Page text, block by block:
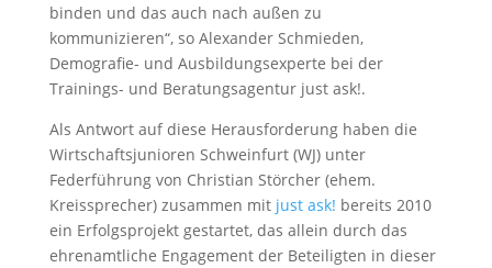
binden und das auch nach außen zu
kommunizieren“, so Alexander Schmieden,
Demografie- und Ausbildungsexperte bei der
Trainings- und Beratungsagentur just ask!.
Als Antwort auf diese Herausforderung haben die
Wirtschaftsjunioren Schweinfurt (WJ) unter
Federführung von Christian Störcher (ehem.
Kreissprecher) zusammen mit just ask! bereits 2010
ein Erfolgsprojekt gestartet, das allein durch das
ehrenamtliche Engagement der Beteiligten in dieser